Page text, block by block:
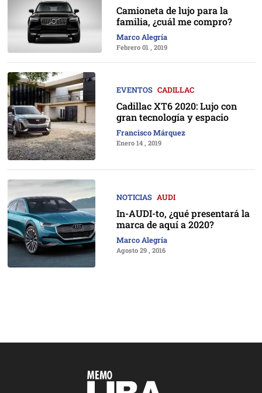
Camioneta de lujo para la
familia, ¿cuál me compro?
Marco Alegría
Febrero 01 , 2019
EVENTOS CADILLAC
Cadillac XT6 2020: Lujo con
gran tecnología y espacio
Francisco Márquez
Enero 14 , 2019
NOTICIAS AUDI
In-AUDI-to, ¿qué presentará la
marca de aquí a 2020?
Marco Alegría
Agosto 29 , 2016